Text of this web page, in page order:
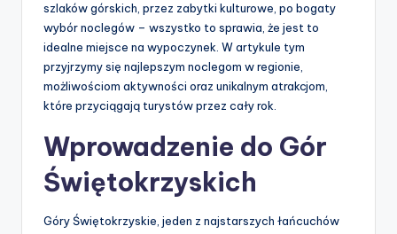
szlaków górskich, przez zabytki kulturowe, po bogaty
wybór noclegów – wszystko to sprawia, że jest to
idealne miejsce na wypoczynek. W artykule tym
przyjrzymy się najlepszym noclegom w regionie,
możliwościom aktywności oraz unikalnym atrakcjom,
które przyciągają turystów przez cały rok.
Wprowadzenie do Gór
Świętokrzyskich
Góry Świętokrzyskie, jeden z najstarszych łańcuchów